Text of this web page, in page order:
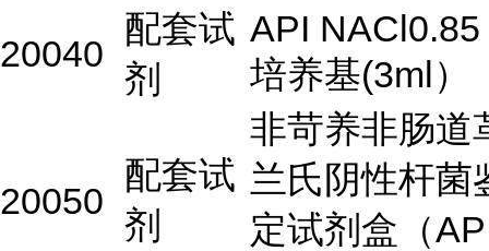
20040
配套试
剂
API NACl0.85
培养基(3ml）
20050
配套试
剂
非苛养非肠道
兰氏阴性杆菌
定试剂盒（